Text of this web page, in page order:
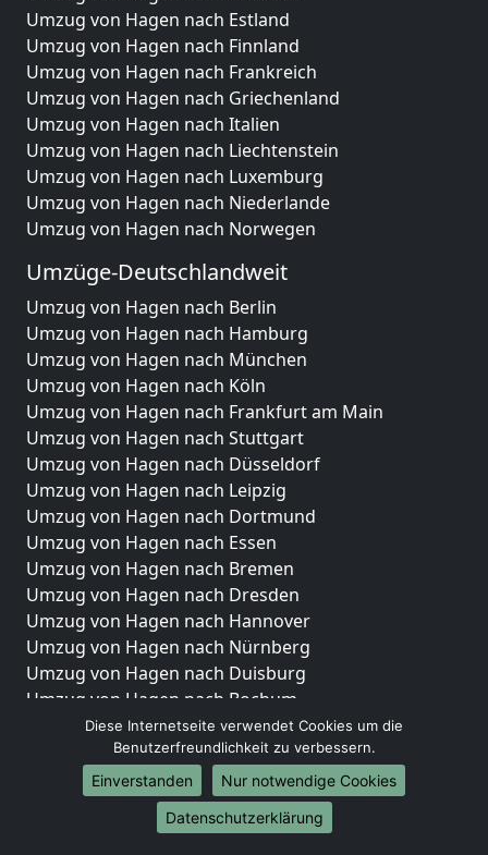
Umzug von Hagen nach Estland
Umzug von Hagen nach Finnland
Umzug von Hagen nach Frankreich
Umzug von Hagen nach Griechenland
Umzug von Hagen nach Italien
Umzug von Hagen nach Liechtenstein
Umzug von Hagen nach Luxemburg
Umzug von Hagen nach Niederlande
Umzug von Hagen nach Norwegen
Umzüge-Deutschlandweit
Umzug von Hagen nach Berlin
Umzug von Hagen nach Hamburg
Umzug von Hagen nach München
Umzug von Hagen nach Köln
Umzug von Hagen nach Frankfurt am Main
Umzug von Hagen nach Stuttgart
Umzug von Hagen nach Düsseldorf
Umzug von Hagen nach Leipzig
Umzug von Hagen nach Dortmund
Umzug von Hagen nach Essen
Umzug von Hagen nach Bremen
Umzug von Hagen nach Dresden
Umzug von Hagen nach Hannover
Umzug von Hagen nach Nürnberg
Umzug von Hagen nach Duisburg
Umzug von Hagen nach Bochum
Umzug von Hagen nach Wuppertal
Umzug von Hagen nach Bielefeld
Umzug von Hagen nach Bonn
Umzug von Hagen nach Münster
Diese Internetseite verwendet Cookies um die
Benutzerfreundlichkeit zu verbessern.
Einverstanden
Nur notwendige Cookies
Datenschutzerklärung